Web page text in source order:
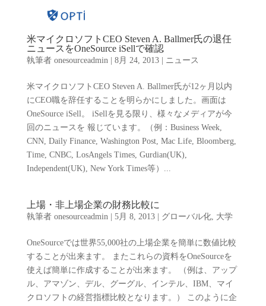
米マイクロソフトCEO Steven A. Ballmer氏の退任
ニュースをOneSource iSellで確認
執筆者 onesourceadmin| 8月 24, 2013| ニュース
米マイクロソフトCEO Steven A. Ballmer氏が12ヶ月以内
にCEO職を辞任することを明らかにしました。画面は
OneSource iSell。 iSellを見る限り、様々なメディアが今
回のニュースを 報じています。（例：Business Week,
CNN, Daily Finance, Washington Post, Mac Life, Bloomberg,
Time, CNBC, LosAngels Times, Gurdian(UK),
Independent(UK), New York Times等）...
上場・非上場企業の財務比較に
執筆者 onesourceadmin| 5月 8, 2013| グローバル化, 大学
OneSourceでは世界55,000社の上場企業を簡単に数値比較
することが出来ます。 またこれらの資料をOneSourceを
使えば簡単に作成することが出来ます。 （例は、アップ
ル、アマゾン、デル、グーグル、インテル、IBM、マイ
クロソフトの経営指標比較となります。） このように企